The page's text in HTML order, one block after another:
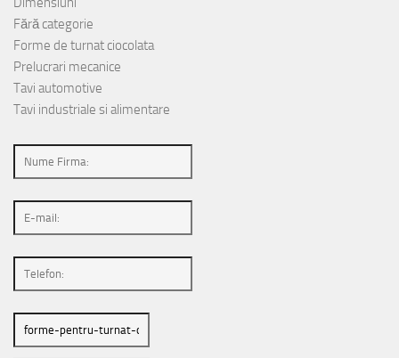
Fără categorie
Forme de turnat ciocolata
Prelucrari mecanice
Tavi automotive
Tavi industriale si alimentare